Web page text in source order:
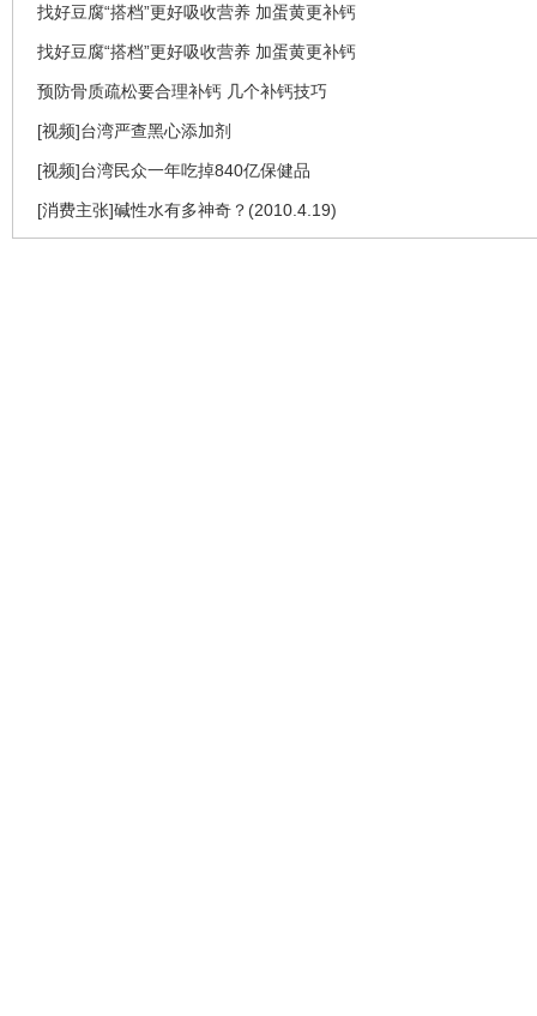
找好豆腐“搭档”更好吸收营养 加蛋黄更补钙
找好豆腐“搭档”更好吸收营养 加蛋黄更补钙
预防骨质疏松要合理补钙 几个补钙技巧
[视频]台湾严查黑心添加剂
[视频]台湾民众一年吃掉840亿保健品
[消费主张]碱性水有多神奇？(2010.4.19)